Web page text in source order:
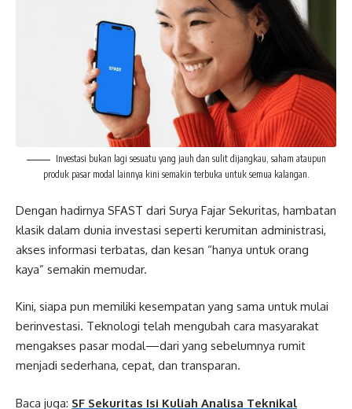
Investasi bukan lagi sesuatu yang jauh dan sulit dijangkau, saham ataupun
produk pasar modal lainnya kini semakin terbuka untuk semua kalangan.
Dengan hadirnya SFAST dari Surya Fajar Sekuritas, hambatan
klasik dalam dunia investasi seperti kerumitan administrasi,
akses informasi terbatas, dan kesan “hanya untuk orang
kaya” semakin memudar.
Kini, siapa pun memiliki kesempatan yang sama untuk mulai
berinvestasi. Teknologi telah mengubah cara masyarakat
mengakses pasar modal—dari yang sebelumnya rumit
menjadi sederhana, cepat, dan transparan.
Baca juga: SF Sekuritas Isi Kuliah Analisa Teknikal